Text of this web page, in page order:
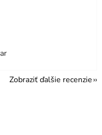
Zobraziť ďalšie recenzie